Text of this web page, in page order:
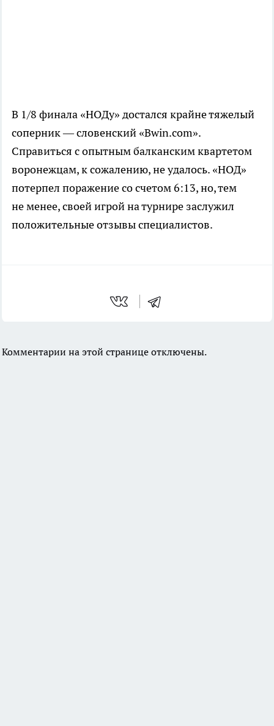
В 1/8 финала «НОДу» достался крайне тяжелый
соперник — словенский «Bwin.com».
Справиться с опытным балканским квартетом
воронежцам, к сожалению, не удалось. «НОД»
потерпел поражение со счетом 6:13, но, тем
не менее, своей игрой на турнире заслужил
положительные отзывы специалистов.
Комментарии на этой странице отключены.